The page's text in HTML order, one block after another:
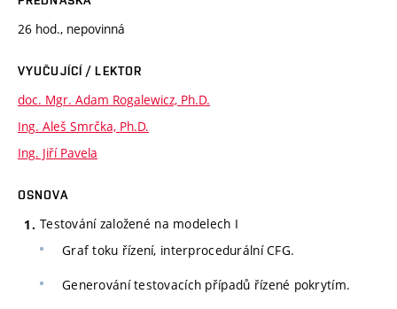
26 hod., nepovinná
VYUČUJÍCÍ / LEKTOR
doc. Mgr. Adam Rogalewicz, Ph.D.
Ing. Aleš Smrčka, Ph.D.
Ing. Jiří Pavela
OSNOVA
Testování založené na modelech I
Graf toku řízení, interprocedurální CFG.
Generování testovacích případů řízené pokrytím.